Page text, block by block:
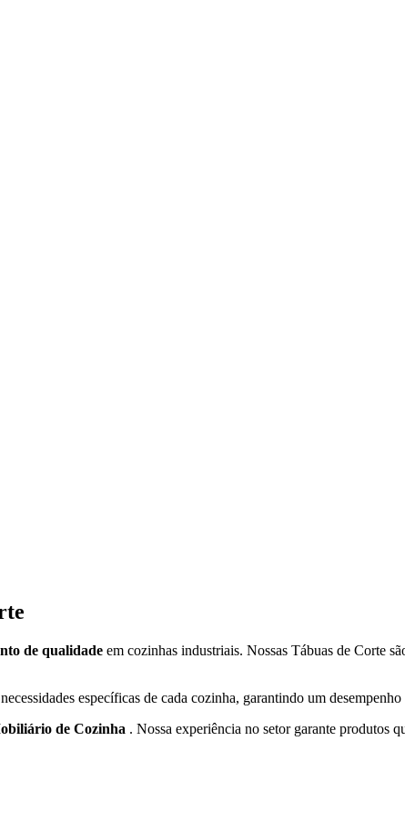
de qualidade em cozinhas industriais. Nossas Tábuas de Corte
específicas de cada cozinha, garantindo um
de Cozinha . Nossa experiência no setor garante produtos